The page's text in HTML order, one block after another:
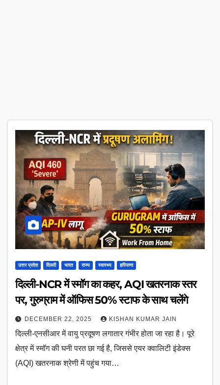
उत्तर प्रदेश दिल्ली भारत राज्य स्वास्थ्य हरियाणा
दिल्ली-NCR में स्मॉग का कहर, AQI खतरनाक स्तर
पर, गुरुग्राम में ऑफिस 50% स्टाफ के साथ चलेंगे
DECEMBER 22, 2025 KISHAN KUMAR JAIN
दिल्ली-एनसीआर में वायु प्रदूषण लगातार गंभीर होता जा रहा है। पूरे
क्षेत्र में स्मॉग की घनी परत छा गई है, जिससे एयर क्वालिटी इंडेक्स
(AQI) खतरनाक श्रेणी में पहुंच गया…